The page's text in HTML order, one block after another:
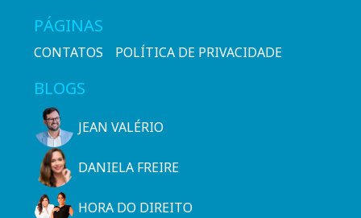
PÁGINAS
CONTATOS POLÍTICA DE PRIVACIDADE
BLOGS
JEAN VALÉRIO
DANIELA FREIRE
HORA DO DIREITO